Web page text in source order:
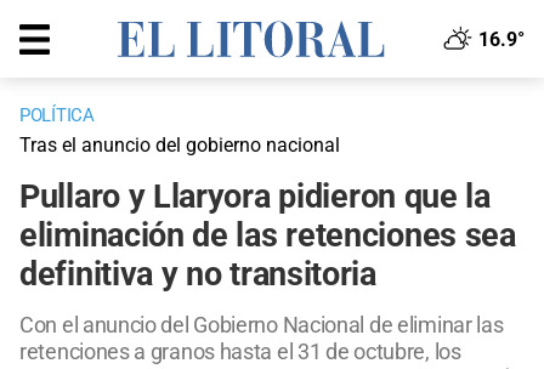
16.9°
POLÍTICA
Tras el anuncio del gobierno nacional
Pullaro y Llaryora pidieron que la
eliminación de las retenciones sea
definitiva y no transitoria
Con el anuncio del Gobierno Nacional de eliminar las
retenciones a granos hasta el 31 de octubre, los